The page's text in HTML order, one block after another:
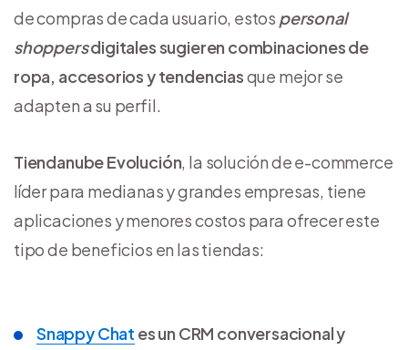
de compras de cada usuario, estos personal
shoppersdigitales sugieren combinaciones de
ropa, accesorios y tendenciasque mejor se
adapten a su perfil.
Tiendanube Evolución, la solución de e-commerce
líder para medianas y grandes empresas, tiene
aplicaciones y menores costos para ofrecer este
tipo de beneficios en las tiendas:
Snappy Chat es un CRM conversacional y